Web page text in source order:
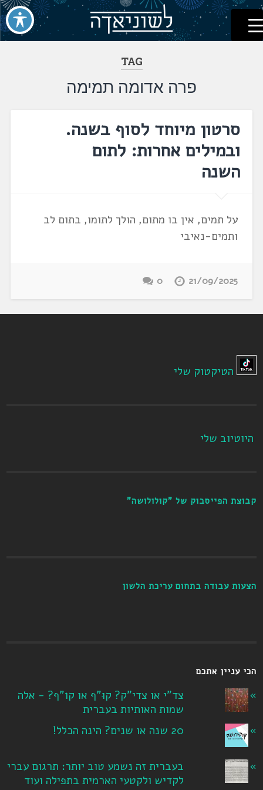
דלג
לתוכן
לשוניאדה
עברית. לשון. שפה
TAG
פרה אדומה תמימה
סרטון מיוחד לסוף בשנה.
ובמילים אחרות: לתום
השנה
על תמים, אין בו מתום, הולך לתומו, בתום לב
ותמים-נאיבי
21/09/2025
0
הטיקטוק שלי
היוטיוב שלי
קבוצת הפייסבוק של "קולולושה"
הצעות עבודה בתחום עריכת הלשון
הכי עניין אתכם
צד"י או צדי"ק? קוּ"ף או קוֹ"ף? - אלה
שמות האותיות בעברית
20 שנה או שנים? הינה הכלל!
בעברית זה נשמע טוב יותר: תרגום עברי
לקדיש ולקטעי הארמית בתפילה ועוד